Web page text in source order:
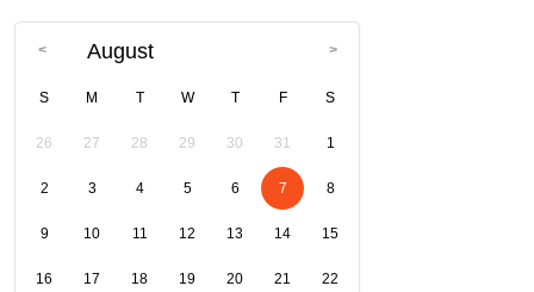
August
S M T W T F S
26 27 28 29 30 31 1
2 3 4 5 6 7 8
9 10 11 12 13 14 15
16 17 18 19 20 21 22